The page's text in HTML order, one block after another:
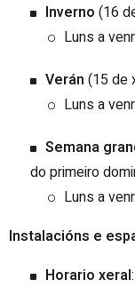
Inverno (16
Luns a
Verán (15 de
Luns a
Semana
do primeiro
Luns a
Instalacións e
Horario xeral